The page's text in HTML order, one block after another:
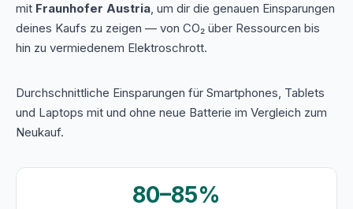
mit Fraunhofer Austria, um dir die genauen Einsparungen
deines Kaufs zu zeigen — von CO₂ über Ressourcen bis
hin zu vermiedenem Elektroschrott.
Durchschnittliche Einsparungen für Smartphones, Tablets
und Laptops mit und ohne neue Batterie im Vergleich zum
Neukauf.
80–85%